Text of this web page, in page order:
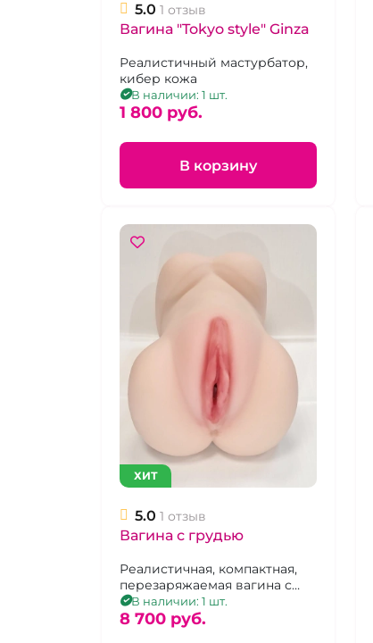
5.0 1 отзыв
Вагина "Tokyo style" Ginza
Реалистичный мастурбатор,
кибер кожа
В наличии: 1 шт.
1 800 pуб.
В корзину
ХИТ
5.0 1 отзыв
Вагина с грудью
Реалистичная, компактная,
перезаряжаемая вагина с
вибрацией с аппетитной
грудью.
В наличии: 1 шт.
8 700 pуб.